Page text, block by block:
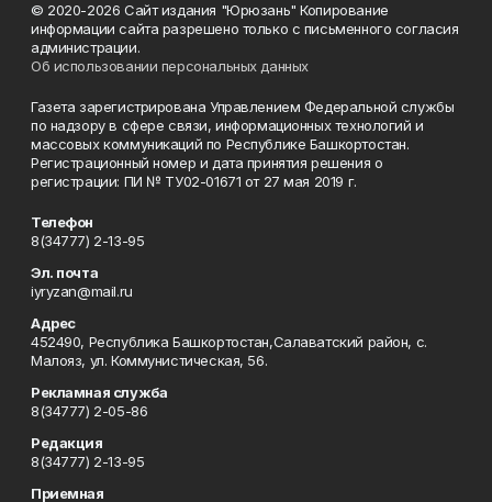
© 2020-2026 Сайт издания "Юрюзань" Копирование
информации сайта разрешено только с письменного согласия
администрации.
Об использовании персональных данных
Газета зарегистрирована Управлением Федеральной службы
по надзору в сфере связи, информационных технологий и
массовых коммуникаций по Республике Башкортостан.
Регистрационный номер и дата принятия решения о
регистрации: ПИ № ТУ02-01671 от 27 мая 2019 г.
Телефон
8(34777) 2-13-95
Эл. почта
iyryzan@mail.ru
Адрес
452490, Республика Башкортостан,Салаватский район, с.
Малояз, ул. Коммунистическая, 56.
Рекламная служба
8(34777) 2-05-86
Редакция
8(34777) 2-13-95
Приемная